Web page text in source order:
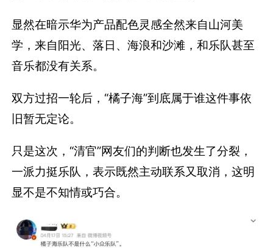
显然在暗示华为产品配色灵感全然来自山河美
学，来自阳光、落日、海浪和沙滩，和乐队甚至
音乐都没有关系。
双方过招一轮后，“橘子海”到底属于谁这件事依
旧暂无定论。
只是这次，“清官”网友们的判断也发生了分裂，
一派力挺乐队，表示既然主动联系又取消，这明
显不是不知情或巧合。